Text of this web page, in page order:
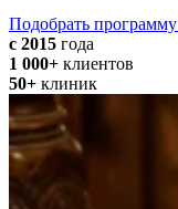
Подобрать программу
с 2015 года
1 000+ клиентов
50+ клиник